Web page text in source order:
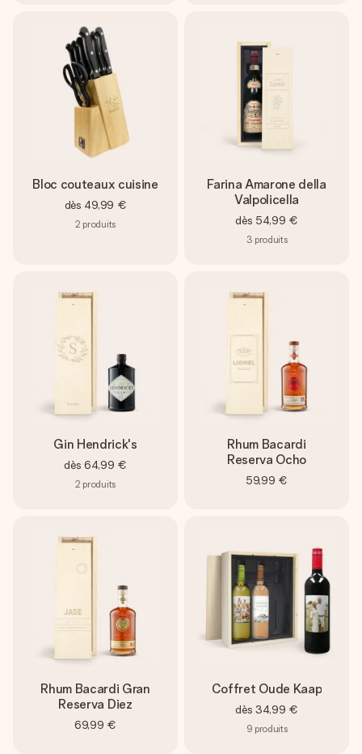
Bloc couteaux cuisine
dès 49,99 €
2 produits
Farina Amarone della
Valpolicella
dès 54,99 €
3 produits
Gin Hendrick's
dès 64,99 €
2 produits
Rhum Bacardi
Reserva Ocho
59,99 €
Rhum Bacardi Gran
Reserva Diez
69,99 €
Coffret Oude Kaap
dès 34,99 €
9 produits